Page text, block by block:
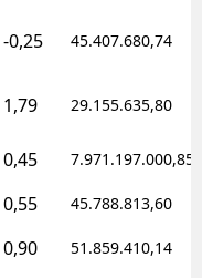
Kırşehir
Kütahya
-0,25 45.407.680,74
1,79 29.155.635,80
0,45 7.971.197.000,85
0,55 45.788.813,60
0,90 51.859.410,14